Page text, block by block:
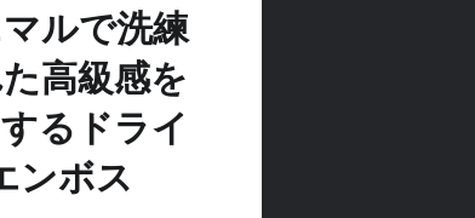
ルで洗練
高級感を
るドライ
ンボス